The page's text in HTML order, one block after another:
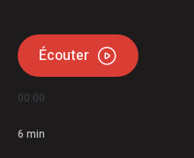
Écouter
00:00
6 min